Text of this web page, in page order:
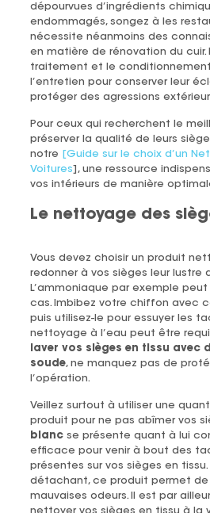
dépourvues d’ingrédients
endommagés, songez à les
nécessite néanmoins des
en matière de rénovation du cuir.
traitement et le
l’entretien pour conserver leur
protéger des agressions
Pour ceux qui recherchent le
préserver la qualité de leurs
notre
[Guide sur le choix d’un
Voitures], une ressource
vos intérieurs de manière
Le nettoyage des
Vous devez choisir un produit
redonner à vos sièges leur lustre
L’ammoniaque par exemple
cas. Imbibez votre chiffon avec
puis utilisez-le pour essuyer les
nettoyage à l’eau peut être
laver vos sièges en tissu avec
soude, ne manquez pas de
l’opération.
Veillez surtout à utiliser une
produit pour ne pas abîmer vos
blancse présente quant à lui
efficace pour venir à bout des
présentes sur vos sièges en
détachant, ce produit permet de
mauvaises odeurs. Il est par
nettoyer vos sièges en tissu à la